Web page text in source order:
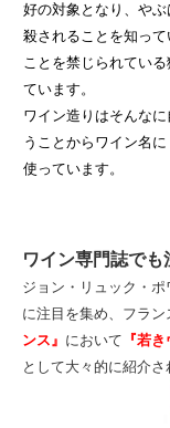
好の対象となり、や
殺されることを知っ
ことを禁じられてい
ています。
ワイン造りはそんな
うことからワイン名
使っています。
ワイン専門誌で
ジョン・リュック・
に注目を集め、フラン
ンス』 において 『若
として大々的に紹介さ